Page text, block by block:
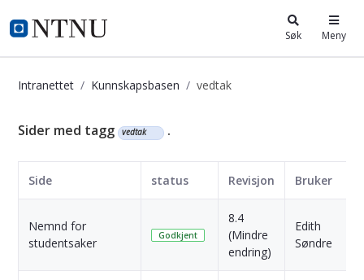
i.ntnu.no Søk Meny
Intranettet Kunnskapsbasen vedtak
Kunnskapsbasen
Sider med tagg vedtak .
Side status Revisjon Bruker
Nemnd for
studentsaker
Godkjent
8.4
(Mindre
endring)
Edith
Søndre